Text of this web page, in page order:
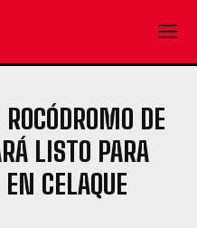
DE
LISTO PARA
CELAQUE